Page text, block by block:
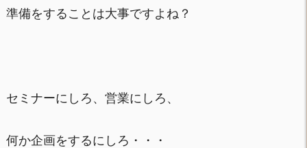
準備をすることは大事ですよね？
セミナーにしろ、営業にしろ、
何か企画をするにしろ・・・